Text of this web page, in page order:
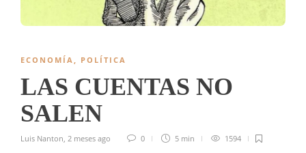
ECONOMÍA POLÍTICA
LAS CUENTAS NO
SALEN
Luis Nanton 2 meses ago 0 5 min 1594